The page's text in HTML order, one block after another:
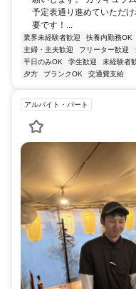
予定表通り進めていただ
要です！...
業界未経験者歓迎 扶養内勤務OK
主婦・主夫歓迎
フリーター歓迎
平日のみOK
学生歓迎 未経験者
夕方
ブランクOK 交通費支給
アルバイト・パート